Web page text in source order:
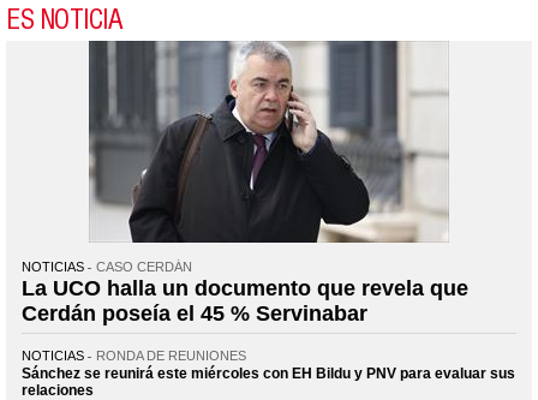
ES NOTICIA
NOTICIAS CASO CERDÁN
La UCO halla un documento que revela que
Cerdán poseía el 45 % Servinabar
NOTICIAS RONDA DE REUNIONES
Sánchez se reunirá este miércoles con EH Bildu y PNV para evaluar sus
relaciones